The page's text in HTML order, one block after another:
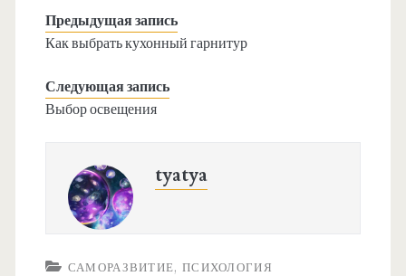
Предыдущая запись
Как выбрать кухонный гарнитур
Следующая запись
Выбор освещения
tyatya
САМОРАЗВИТИЕ, ПСИХОЛОГИЯ